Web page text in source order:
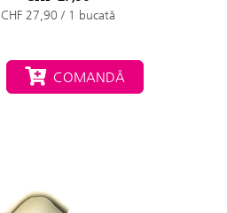
CHF 27,90 / 1 bucată
COMANDĂ